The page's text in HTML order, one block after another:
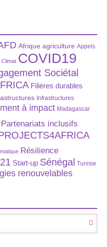
Afrique agriculture Appels
Climat COVID19
Sociétal
Filières durables
Infrastructures
à impact Madagascar
Partenariats inclusifs
Résilience
Start-up Sénégal Tunisie
renouvelables